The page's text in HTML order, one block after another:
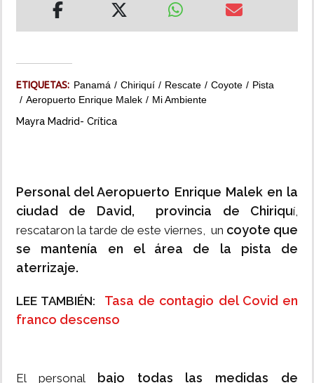
ETIQUETAS: Panamá Chiriquí Rescate Coyote
Pista
Aeropuerto Enrique Malek
Mi Ambiente
Mayra Madrid- Crítica
Personal del Aeropuerto Enrique Malek en la
ciudad de David, provincia de Chiriquí,
rescataron la tarde de este viernes, un coyote que
se mantenía en el área de la pista de
aterrizaje.
LEE TAMBIÉN: Tasa de contagio del Covid en
franco descenso
El personal
bajo todas las medidas de